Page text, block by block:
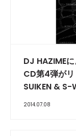
DJ HAZIME
CD第4弾が
SUIKEN & S-
2014.07.08